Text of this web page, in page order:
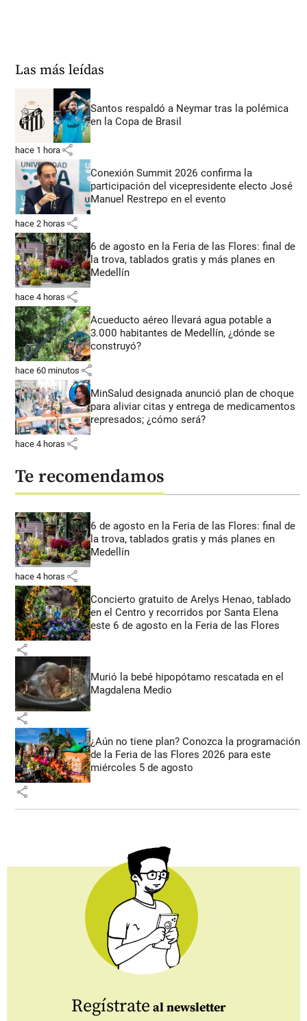
Las más leídas
Santos respaldó a Neymar tras la polémica
en la Copa de Brasil
hace 1 hora share
Conexión Summit 2026 confirma la
participación del vicepresidente electo José
Manuel Restrepo en el evento
hace 2 horas share
6 de agosto en la Feria de las Flores: final de
la trova, tablados gratis y más planes en
Medellín
hace 4 horas share
Acueducto aéreo llevará agua potable a
3.000 habitantes de Medellín, ¿dónde se
construyó?
hace 60 minutos share
MinSalud designada anunció plan de choque
para aliviar citas y entrega de medicamentos
represados; ¿cómo será?
hace 4 horas share
Te recomendamos
6 de agosto en la Feria de las Flores: final de
la trova, tablados gratis y más planes en
Medellín
hace 4 horas share
Concierto gratuito de Arelys Henao, tablado
en el Centro y recorridos por Santa Elena
este 6 de agosto en la Feria de las Flores
share
Murió la bebé hipopótamo rescatada en el
Magdalena Medio
share
¿Aún no tiene plan? Conozca la programación
de la Feria de las Flores 2026 para este
miércoles 5 de agosto
share
Regístrate al newsletter